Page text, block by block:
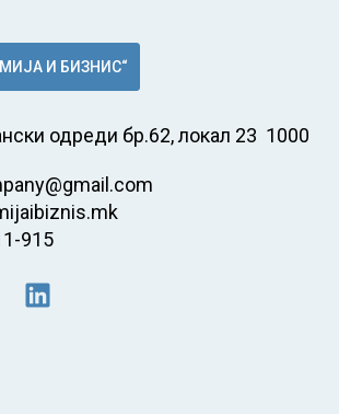
И БИЗНИС“
одреди бр.62, локал 23 1000
915